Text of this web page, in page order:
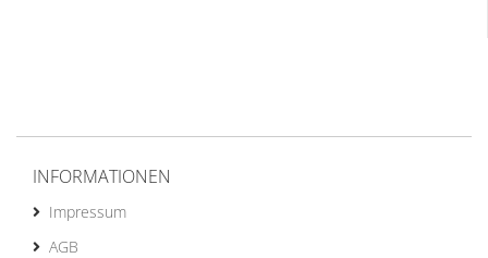
INFORMATIONEN
Impressum
AGB